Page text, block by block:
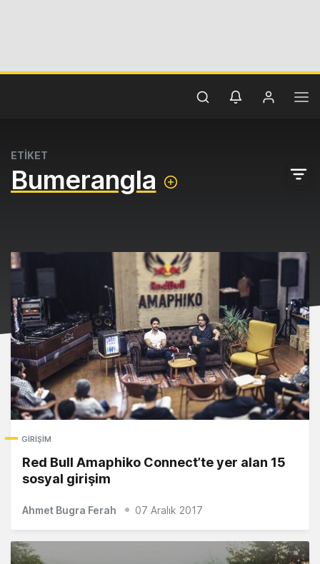
ETİKET
Bumerangla
GIRIŞIM
Red Bull Amaphiko Connect’te yer alan 15
sosyal girişim
Ahmet Bugra Ferah 07 Aralık 2017